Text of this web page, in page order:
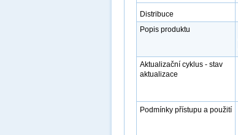
Distribuce
Popis produktu
Aktualizační cyklus - stav
aktualizace
Podmínky přístupu a použití